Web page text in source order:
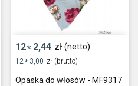
12* 2,44 zł (netto)
12 * 3,00 zł (brutto)
Opaska do włosów - MF9317